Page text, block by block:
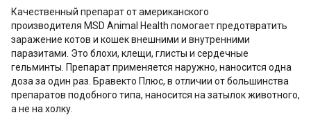
Качественный препарат от американского
производителя MSD Animal Health помогает предотвратить
заражение котов и кошек внешними и внутренними
паразитами. Это блохи, клещи, глисты и сердечные
гельминты. Препарат применяется наружно, наносится одна
доза за один раз. Бравекто Плюс, в отличии от большинства
препаратов подобного типа, наносится на затылок животного,
а не на холку.